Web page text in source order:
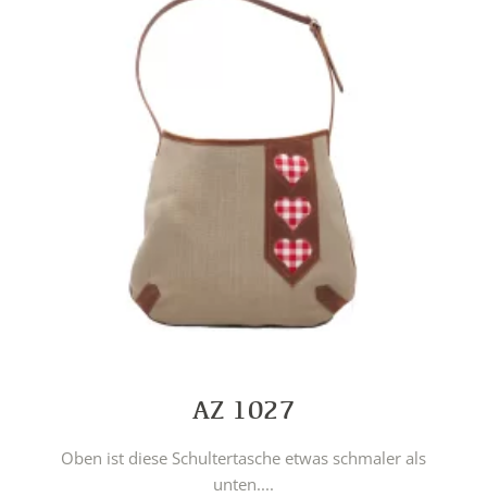
AZ 1027
Oben ist diese Schultertasche etwas schmaler als
unten....